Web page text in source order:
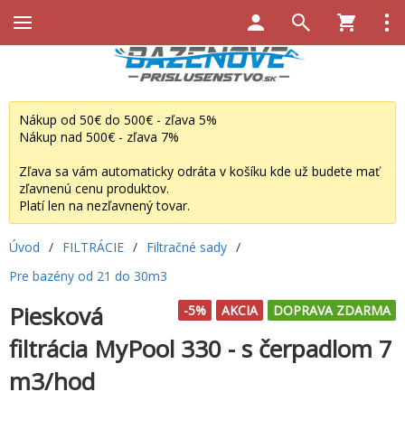
Nákup od 50€ do 500€ - zľava 5%
Nákup nad 500€ - zľava 7%
Zľava sa vám automaticky odráta v košíku kde už budete mať
zľavnenú cenu produktov.
Platí len na nezľavnený tovar.
Úvod / FILTRÁCIE / Filtračné sady /
Pre bazény od 21 do 30m3
DOPRAVA ZDARMA
AKCIA
-5%
Piesková
filtrácia MyPool 330 - s čerpadlom 7
m3/hod